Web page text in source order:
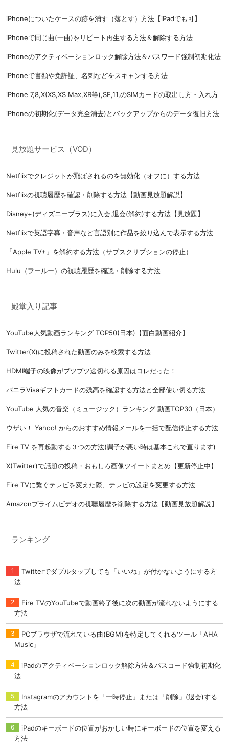
iPhoneについたケースの跡を消す（落とす）方法【iPadでも可】
iPhoneで同じ曲(一曲)をリピート再生する方法＆解除する方法
iPhoneのアクティベーションロック解除方法＆パスワード強制初期化法
iPhoneで書類や免許証、名刺などをスキャンする方法
iPhone 7,8,X(XS,XS Max,XR等),SE,11,のSIMカードの取出し方・入れ方
iPhoneの初期化(データ完全消去)とバックアップからのデータ復旧方法
見放題サービス（VOD）
Netflixでクレジットが飛ばされるのを無効化（オフに）する方法
Netflixの視聴履歴を確認・削除する方法【動画見放題解説】
Disney+(ディズニープラス)に入会,退会(解約)する方法【見放題】
Netflixで英語字幕・音声など言語別に作品を絞り込んで表示する方法
「Apple TV+」を解約する方法（サブスクリプションの停止）
Hulu（フールー）の視聴履歴を確認・削除する方法
殿堂入り記事
YouTube人気動画ランキング TOP50(日本)【面白動画紹介】
Twitter(X)に投稿された動画のみを検索する方法
HDMI端子の映像がブツブツ途切れる原因はコレだった！
バニラVisaギフトカードの残高を確認する方法と全部使い切る方法
YouTube 人気の音楽（ミュージック）ランキング 動画TOP30（日本）
ウザい！ Yahoo! からのおすすめ情報メールを一括で配信停止する方法
Fire TV を再起動する３つの方法(調子が悪い時は基本これで直ります)
X(Twitter)で話題の投稿・おもしろ画像ツイートまとめ【更新停止中】
Fire TVに繋ぐテレビを変えた際、テレビの設定を変更する方法
Amazonプライムビデオの視聴履歴を削除する方法【動画見放題解説】
ランキング
Twitterでダブルタップしても「いいね」が付かないようにする方
法
Fire TVのYouTubeで動画終了後に次の動画が流れないようにする
方法
PCブラウザで流れている曲(BGM)を特定してくれるツール「AHA
Music」
iPadのアクティベーションロック解除方法＆パスコード強制初期化
法
Instagramのアカウントを「一時停止」または「削除」(退会)する
方法
iPadのキーボードの位置がおかしい時にキーボードの位置を変える
方法